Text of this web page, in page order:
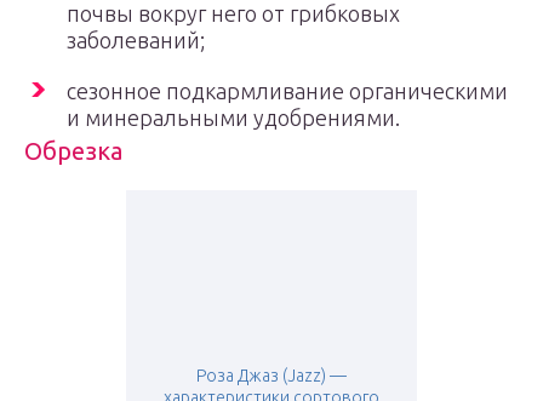
почвы вокруг него от грибковых
заболеваний;
сезонное подкармливание органическими
и минеральными удобрениями.
Обрезка
Роза Джаз (Jazz) —